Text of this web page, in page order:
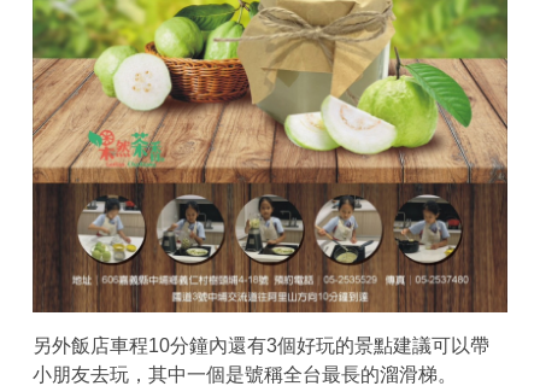
另外飯店車程10分鐘內還有3個好玩的景點建議可以帶
小朋友去玩，其中一個是號稱全台最長的溜滑梯。